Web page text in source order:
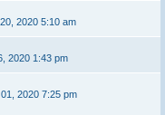
2020 5:10 am
2020 1:43 pm
2020 7:25 pm